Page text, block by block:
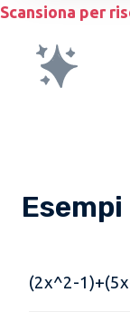
Scansiona per
Esempi
(2x^2-